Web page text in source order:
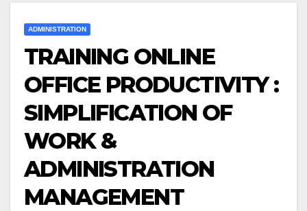
ADMINISTRATION
TRAINING ONLINE
OFFICE PRODUCTIVITY :
SIMPLIFICATION OF
WORK &
ADMINISTRATION
MANAGEMENT